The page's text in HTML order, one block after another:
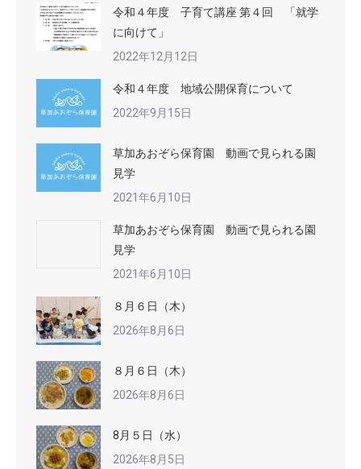
令和４年度 子育て講座 第４回 「就学
に向けて」
2022年12月12日
令和４年度 地域公開保育について
2022年9月15日
草加あおぞら保育園 動画で見られる園
見学
2021年6月10日
草加あおぞら保育園 動画で見られる園
見学
2021年6月10日
８月６日（木）
2026年8月6日
８月６日（木）
2026年8月6日
8月５日（水）
2026年8月5日